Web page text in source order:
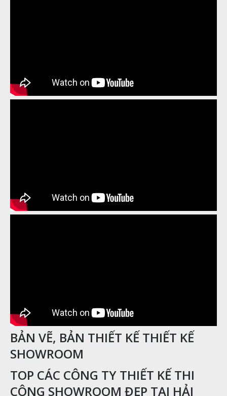
BẢN VẼ, BẢN THIẾT KẾ THIẾT KẾ
SHOWROOM
TOP CÁC CÔNG TY THIẾT KẾ THI
CÔNG SHOWROOM ĐẸP TẠI HẢI